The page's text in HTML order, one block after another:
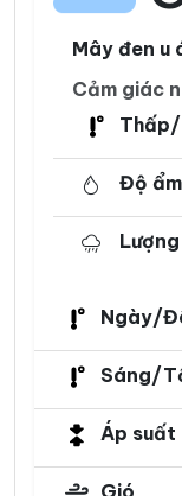
Mây đen u
Cảm giác
Độ ẩm
Ngày/
Sáng/
Áp suất